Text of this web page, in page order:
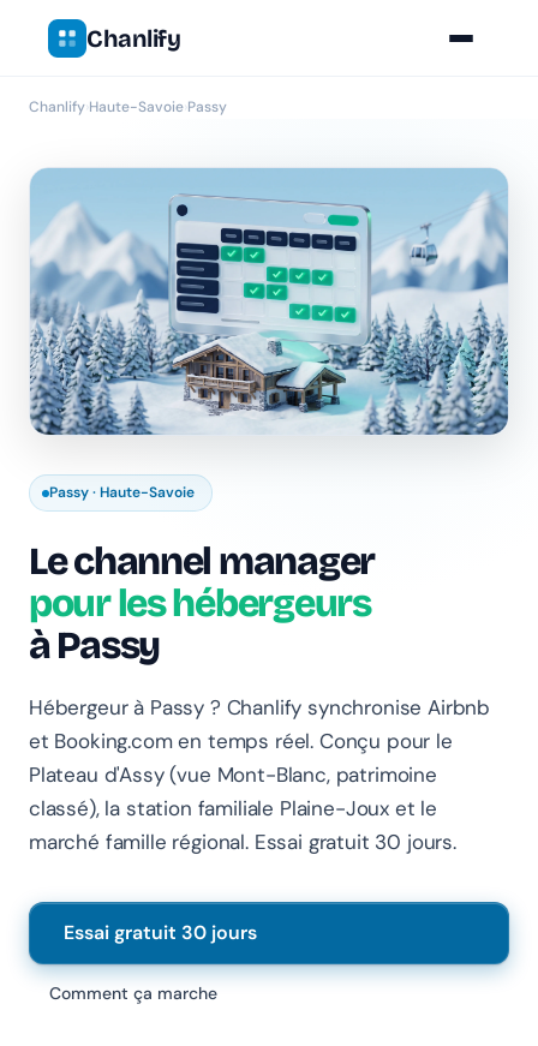
Chanlify
Chanlify›Haute-Savoie›Passy
Passy · Haute-Savoie
Le channel manager
pour les hébergeurs
à Passy
Hébergeur à Passy ? Chanlify synchronise Airbnb
et Booking.com en temps réel. Conçu pour le
Plateau d'Assy (vue Mont-Blanc, patrimoine
classé), la station familiale Plaine-Joux et le
marché famille régional. Essai gratuit 30 jours.
Essai gratuit 30 jours
Comment ça marche
Chanlify Assistant
En ligne · Online
Bonjour 👋 Je suis l'assistant Chanlify. Comment puis-